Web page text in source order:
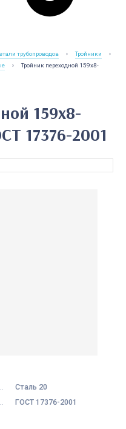
трубопроводов › Тройники
›
›
Тройник переходной 159х8-
17376-2001
Сталь 20
ГОСТ 17376-2001